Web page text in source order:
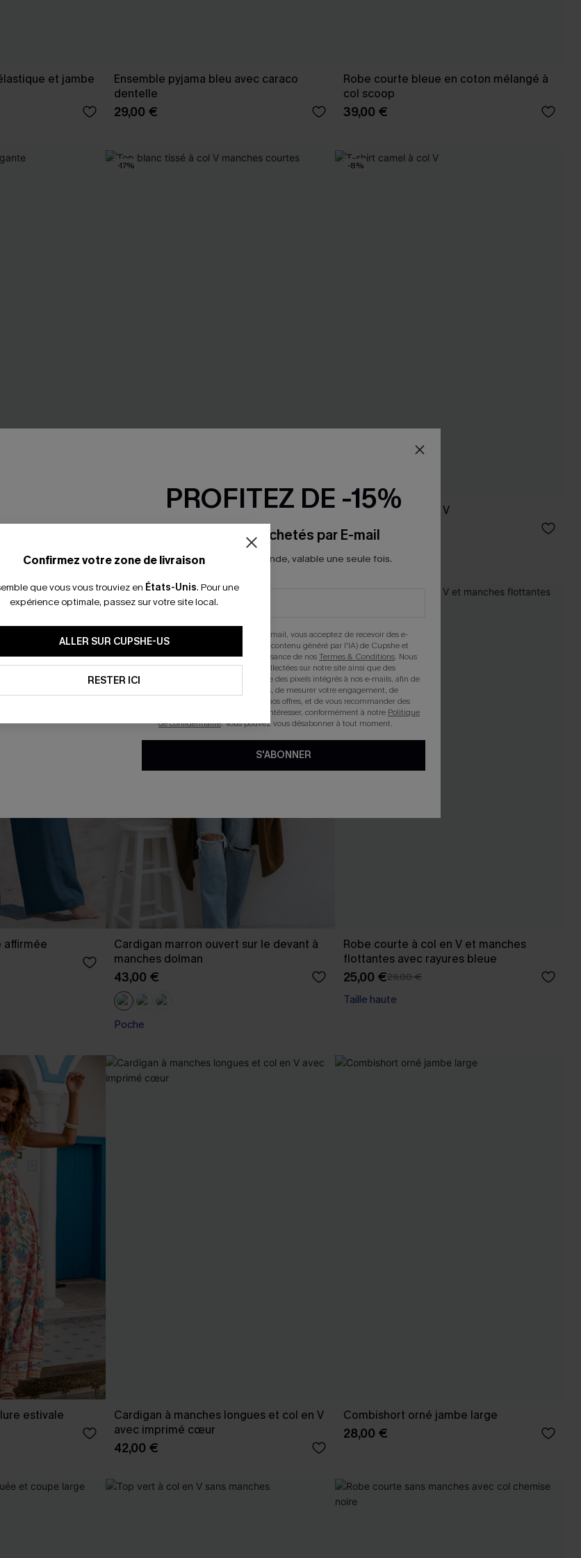
et jambe
Ensemble pyjama bleu avec caraco
dentelle
29,00 €
Robe courte bleue en coton mélangé à
col scoop
39,00 €
-17%
Top blanc tissé à col V manches courtes
20,00 €24,00 €
-8%
T-shirt camel à col V
22,00 €
affirmée
Cardigan marron ouvert sur le devant à
manches dolman
43,00 €
Poche
Robe courte à col en V et manches
flottantes avec rayures bleue
25,00 €29,00 €
Taille haute
estivale
Cardigan à manches longues et col en V
avec imprimé cœur
42,00 €
Combishort orné jambe large
28,00 €
Confirmez votre zone de livraison
que vous vous trouviez en États-Unis. Pour une
expérience optimale, passez sur votre site local.
ALLER SUR CUPSHE-US
RESTER ICI
PROFITEZ DE -15%
-15% dès 2 Achetés par E-mail
*Un code par commande, valable une seule fois.
En soumettant votre adresse e-mail, vous acceptez de recevoir des e-
mails marketing (y compris du contenu généré par l'IA) de Cupshe et
reconnaissez avoir pris connaissance de nosTermes & Conditions. Nous
pouvons utiliser les données collectées sur notre site ainsi que des
technologies de suivi, telles que des pixels intégrés à nos e-mails, afin de
savoir si ceux-ci ont été ouverts, de mesurer votre engagement, de
personnaliser nos contenus et nos offres, et de vous recommander des
produits susceptibles de vous intéresser, conformément à notre Politique
de confidentialité. Vous pouvez vous désabonner à tout moment.
S'ABONNER